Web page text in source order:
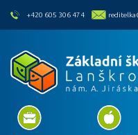
skip to main content
+420 605 306 474